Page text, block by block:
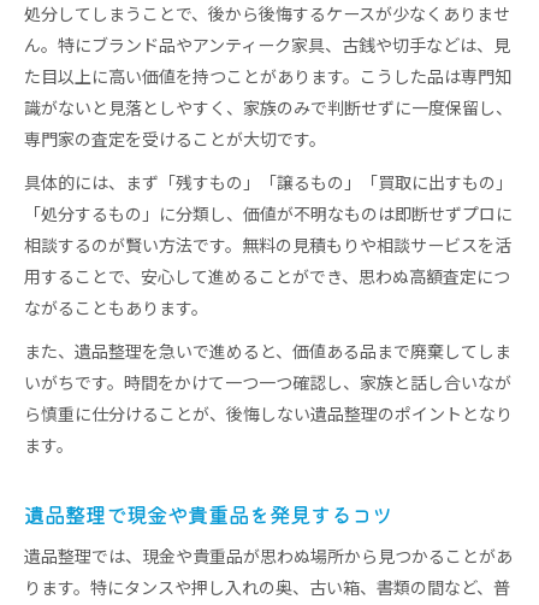
処分してしまうことで、後から後悔するケースが少なくありませ
ん。特にブランド品やアンティーク家具、古銭や切手などは、見
た目以上に高い価値を持つことがあります。こうした品は専門知
識がないと見落としやすく、家族のみで判断せずに一度保留し、
専門家の査定を受けることが大切です。
具体的には、まず「残すもの」「譲るもの」「買取に出すもの」
「処分するもの」に分類し、価値が不明なものは即断せずプロに
相談するのが賢い方法です。無料の見積もりや相談サービスを活
用することで、安心して進めることができ、思わぬ高額査定につ
ながることもあります。
また、遺品整理を急いで進めると、価値ある品まで廃棄してしま
いがちです。時間をかけて一つ一つ確認し、家族と話し合いなが
ら慎重に仕分けることが、後悔しない遺品整理のポイントとなり
ます。
遺品整理で現金や貴重品を発見するコツ
遺品整理では、現金や貴重品が思わぬ場所から見つかることがあ
ります。特にタンスや押し入れの奥、古い箱、書類の間など、普